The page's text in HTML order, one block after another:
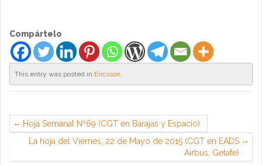
Compártelo
This entry was posted in Ericsson.
Hoja Semanal Nº69 (CGT en Barajas y Espacio)
La hoja del Viernes, 22 de Mayo de 2015 (CGT en EADS
Airbus, Getafe)